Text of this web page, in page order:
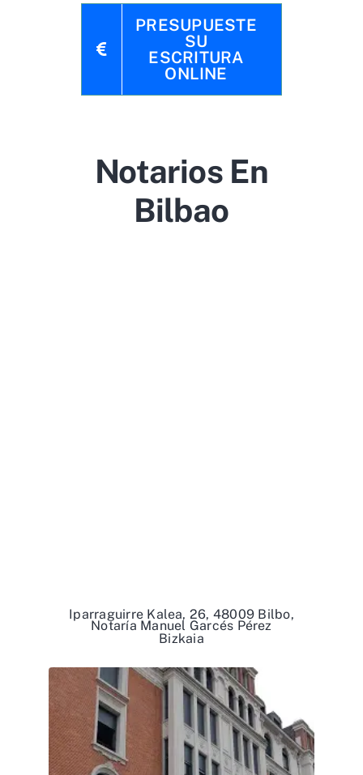
PRESUPUESTE
SU
ESCRITURA
ONLINE
Notarios En
Bilbao
Notaría Manuel Garcés Pérez
Iparraguirre Kalea, 26, 48009 Bilbo,
Bizkaia